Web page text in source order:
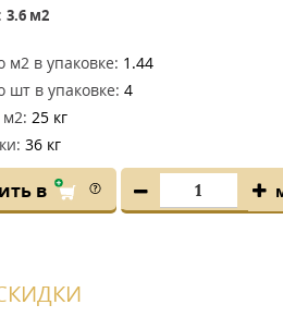
3.6 м2
м2 в упаковке: 1.44
шт в упаковке: 4
м2: 25 кг
36 кг
в